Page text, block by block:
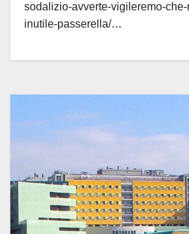
sodalizio-avverte-vigileremo-
inutile-passerella/…